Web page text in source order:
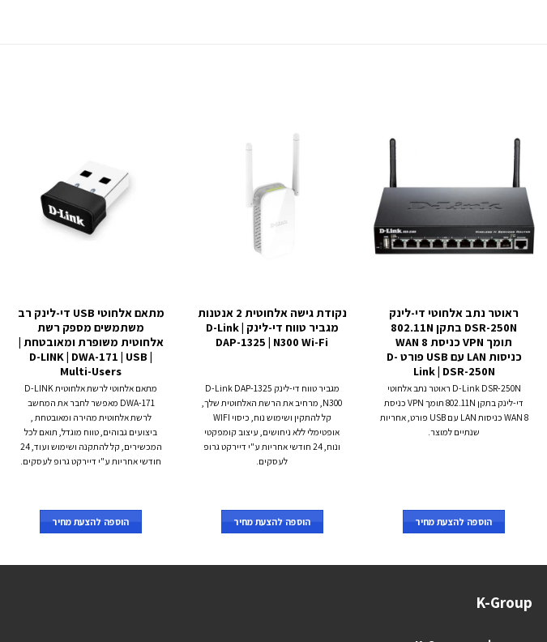
ראוטר נתב אלחוטי די-לינק
DSR-250N בתקן 802.11N
תומך VPN כניסת WAN 8
כניסות LAN עם USB פורט D-
Link | DSR-250N
D-Link DSR-250N ראוטר נתב אלחוטי
די-לינק בתקן 802.11N תומך VPN כניסת
WAN 8 כניסות LAN עם USB פורט, אחריות
שנתיים למוצר.
הוספה להצעת מחיר
נקודת גישה אלחוטית 2 אנטנות
מגביר טווח די-לינק D-Link |
DAP-1325 | N300 Wi-Fi
מגביר טווח די-לינק D-Link DAP-1325
N300, מרחיב את הרשת האלחוטית שלך,
קל להתקין ושימוש נוח, כיסוי WIFI
אופטימלי ללא ניחושים, עיצוב קומפקטי
ונוח, 24 חודשי אחריות ע"י דיירקט גרופ
לעסקים.
הוספה להצעת מחיר
מתאם אלחוטי USB די-לינק רב
משתמשים מספק רשת
אלחוטית משופרת ומאובטחת |
D-LINK | DWA-171 | USB |
Multi-Users
מתאם אלחוטי לרשת אלחוטית D-LINK
DWA-171 מאפשר לחבר את המחשב
לרשת אלחוטית מהירה ומאובטחת ,
ביצועים גבוהים, טווח מוגדל, תואם לכל
המכשירים, קל להתקנה ושימוש ועוד, 24
חודשי אחריות ע"י דיירקט גרופ לעסקים.
הוספה להצעת מחיר
K-Group